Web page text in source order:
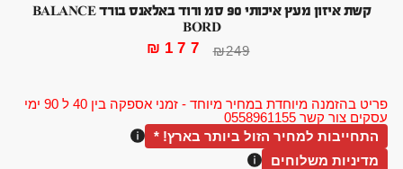
פריט בהזמנה מיוחדת במחיר מיוחד - זמני אספקה בין 40 ל 90 ימי
עסקים צור קשר 0558961155
קשת איזון מעץ איכותי 90 סמ ורוד באלאנס בורד BALANCE
BORD
₪249
₪ 177
התחייבות למחיר הזול ביותר בארץ! *
מדיניות משלוחים